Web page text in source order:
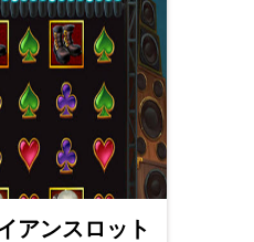
アンスロット